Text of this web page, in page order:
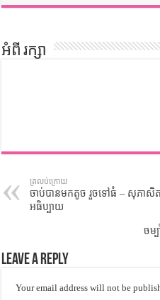
អំពី រក្សា
ត្រលប់ក្រោយ
ចាប់បានមកតូច រួចទៅធំ – សុភាសិតខ្
អធិប្បាយ
ចម្
Leave a Reply
Your email address will not be